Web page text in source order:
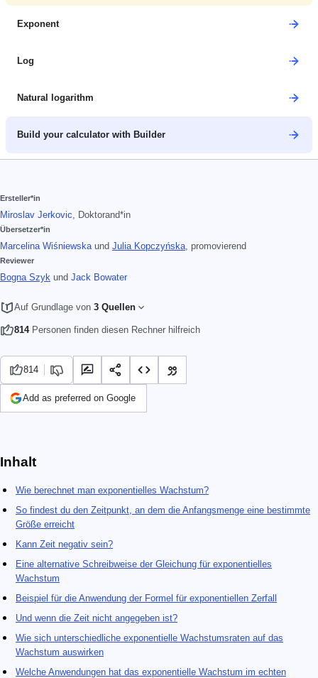
Exponent
Log
Natural logarithm
Build your calculator with Builder
Ersteller*in
Miroslav Jerkovic , Doktorand*in
Übersetzer*in
Marcelina Wiśniewska und Julia Kopczyńska , promovierend
Reviewer
Bogna Szyk und Jack Bowater
Auf Grundlage von 3 Quellen
814Personen finden diesen Rechner hilfreich
814
Add as preferred on Google
Inhalt
Wie berechnet man exponentielles Wachstum?
So findest du den Zeitpunkt, an dem die Anfangsmenge eine bestimmte
Größe erreicht
Kann Zeit negativ sein?
Eine alternative Schreibweise der Gleichung für exponentielles
Wachstum
Beispiel für die Anwendung der Formel für exponentiellen Zerfall
Und wenn die Zeit nicht angegeben ist?
Wie sich unterschiedliche exponentielle Wachstumsraten auf das
Wachstum auswirken
Welche Anwendungen hat das exponentielle Wachstum im echten